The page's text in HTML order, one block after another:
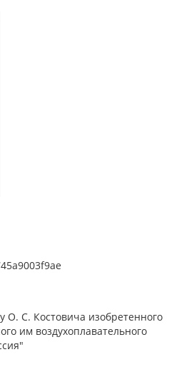
О. С. Костовича изобретенного
им воздухоплавательного